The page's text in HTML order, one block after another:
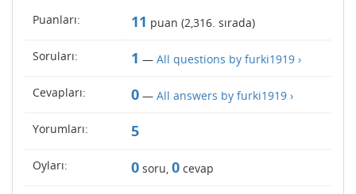
Puanları: 11 puan (2,316. sırada)
Soruları: 1 — All questions by furki1919 ›
Cevapları: 0 — All answers by furki1919 ›
Yorumları: 5
Oyları: 0 soru, 0 cevap